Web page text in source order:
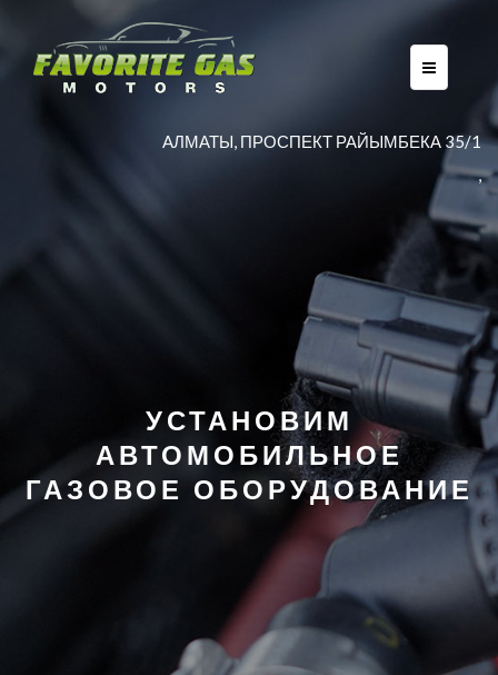
AЛМАТЫ, ПРОСПЕКТ РАЙЫМБЕКА 35/1
,
УСТАНОВИМ
АВТОМОБИЛЬНОЕ
ГАЗОВОЕ ОБОРУДОВАНИЕ